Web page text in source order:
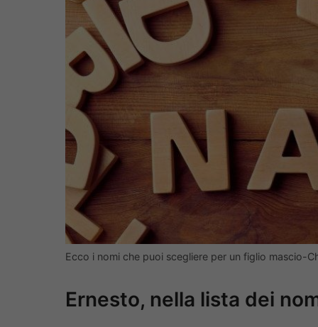
Ecco i nomi che puoi scegliere per un figlio mascio-
Ernesto, nella lista dei